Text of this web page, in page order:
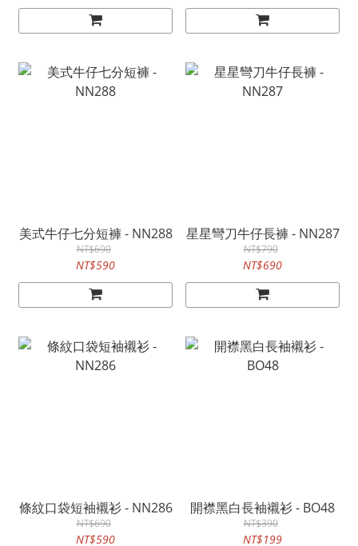
美式牛仔七分短褲 - NN288
NT$690
NT$590
星星彎刀牛仔長褲 - NN287
NT$790
NT$690
條紋口袋短袖襯衫 - NN286
NT$690
NT$590
開襟黑白長袖襯衫 - BO48
NT$390
NT$199